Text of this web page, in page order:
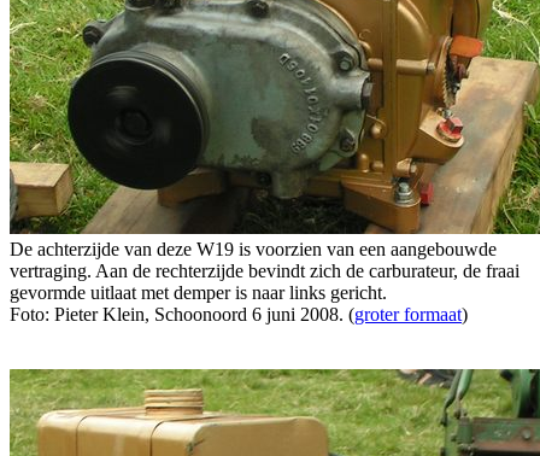
De achterzijde van deze W19 is voorzien van een aangebouwde
vertraging. Aan de rechterzijde bevindt zich de carburateur, de fraai
gevormde uitlaat met demper is naar links gericht.
Foto: Pieter Klein, Schoonoord 6 juni 2008. (groter formaat)